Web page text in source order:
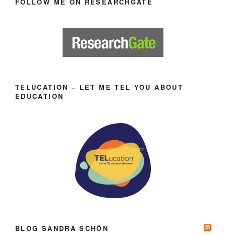
TELUCATION – LET ME TEL YOU ABOUT
EDUCATION
BLOG SANDRA SCHÖN